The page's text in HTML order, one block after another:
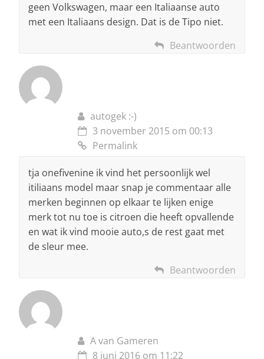
geen Volkswagen, maar een Italiaanse auto
met een Italiaans design. Dat is de Tipo niet.
Beantwoorden
autogek :-)
3 november 2015 om 00:13
Permalink
tja onefivenine ik vind het persoonlijk wel
itiliaans model maar snap je commentaar alle
merken beginnen op elkaar te lijken enige
merk tot nu toe is citroen die heeft opvallende
en wat ik vind mooie auto,s de rest gaat met
de sleur mee.
Beantwoorden
A van Gameren
8 juni 2016 om 11:22